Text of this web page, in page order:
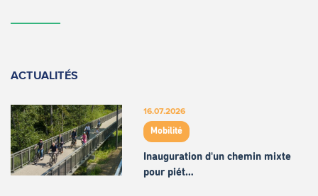
ACTUALITÉS
16.07.2026
Mobilité
Inauguration d'un chemin mixte
pour piét…